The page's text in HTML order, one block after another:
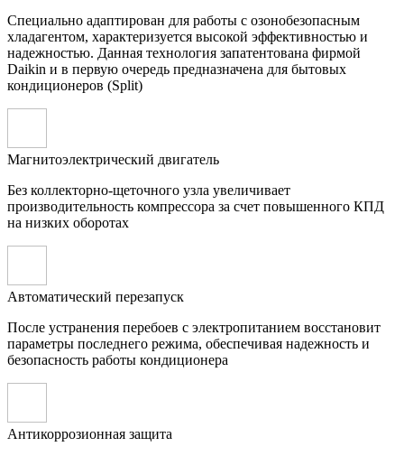
Специально адаптирован для работы с озонобезопасным
хладагентом, характеризуется высокой эффективностью и
надежностью. Данная технология запатентована фирмой
Daikin и в первую очередь предназначена для бытовых
кондиционеров (Split)
Магнитоэлектрический двигатель
Без коллекторно-щеточного узла увеличивает
производительность компрессора за счет повышенного КПД
на низких оборотах
Автоматический перезапуск
После устранения перебоев с электропитанием восстановит
параметры последнего режима, обеспечивая надежность и
безопасность работы кондиционера
Антикоррозионная защита